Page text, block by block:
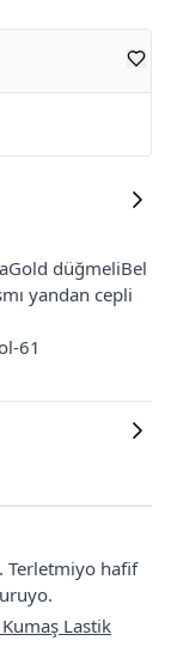
düğmeliBel
yandan cepli
61
Terletmiyo hafif
Kumaş Lastik